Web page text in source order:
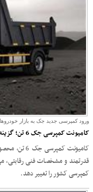
ورود کمپرسی جدید جک به بازار
کامیونت کمپرسی جک 6 تن؛ گزینه ای برای پیشرو بودن در بازار
کامیونت
قدرتمند و مشخصات فنی رقابتی،
کمپرسی کشور را تغییر دهد.